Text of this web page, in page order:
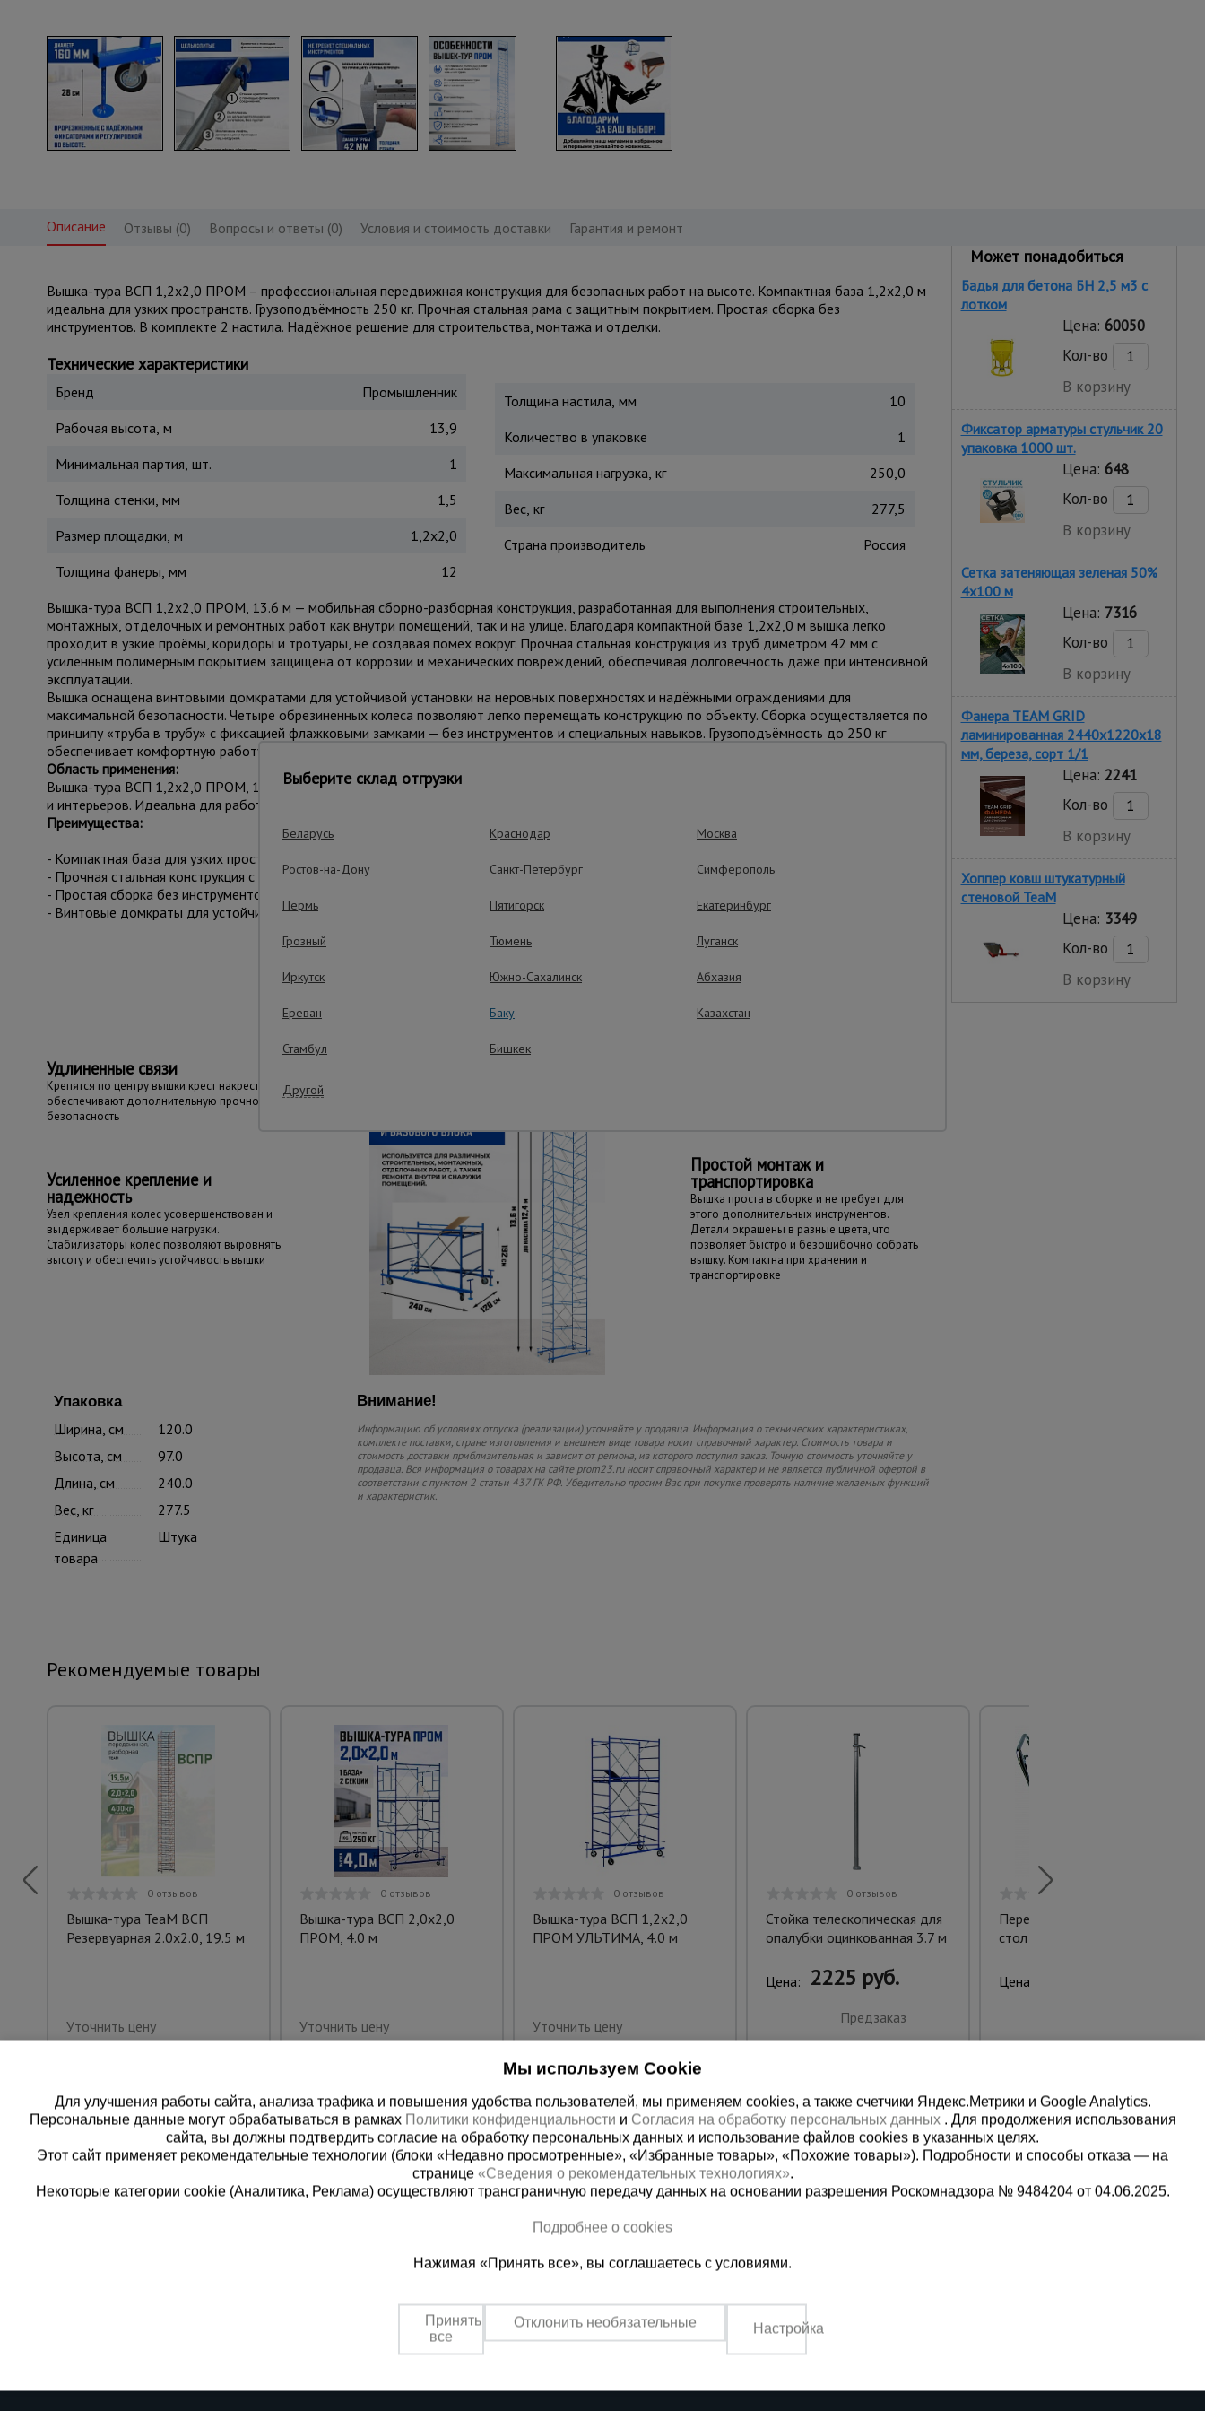
Описание Отзывы (0) Вопросы и ответы (0) Условия и стоимость доставки Гарантия и ремонт
Вышка-тура ВСП 1,2x2,0 ПРОМ – профессиональная передвижная конструкция для безопасных работ на высоте. Компактная база 1,2x2,0 м
идеальна для узких пространств. Грузоподъёмность 250 кг. Прочная стальная рама с защитным покрытием. Простая сборка без
инструментов. В комплекте 2 настила. Надёжное решение для строительства, монтажа и отделки.
Технические характеристики
Бренд
Промышленник
Рабочая высота, м
13,9
Минимальная партия, шт.
1
Толщина стенки, мм
1,5
Размер площадки, м
1,2x2,0
Толщина фанеры, мм
12
Толщина настила, мм
10
Количество в упаковке
1
Максимальная нагрузка, кг
250,0
Вес, кг
277,5
Страна производитель
Россия
Вышка-тура ВСП 1,2x2,0 ПРОМ, 13.6 м — мобильная сборно-разборная конструкция, разработанная для выполнения строительных,
монтажных, отделочных и ремонтных работ как внутри помещений, так и на улице. Благодаря компактной базе 1,2x2,0 м вышка легко
проходит в узкие проёмы, коридоры и тротуары, не создавая помех вокруг. Прочная стальная конструкция из труб диметром 42 мм с
усиленным полимерным покрытием защищена от коррозии и механических повреждений, обеспечивая долговечность даже при интенсивной
эксплуатации.
Вышка оснащена винтовыми домкратами для устойчивой установки на неровных поверхностях и надёжными ограждениями для
максимальной безопасности. Четыре обрезиненных колеса позволяют легко перемещать конструкцию по объекту. Сборка осуществляется по
принципу «труба в трубу» с фиксацией флажковыми замками — без инструментов и специальных навыков. Грузоподъёмность до 250 кг
обеспечивает комфортную работу с инструментами и материалами.
Область применения:
Вышка-тура ВСП 1,2x2,0 ПРОМ, 13.6 м применяется в строительстве, ремонте, монтаже вентиляции, освещения, рекламы, отделке фасадов
и интерьеров. Идеальна для работы в стеснённых условиях: в подъездах, коридорах, на лестничных площадках и узких проходах.
Преимущества:
- Компактная база для узких пространств.
- Прочная стальная конструкция с антикоррозийным покрытием.
- Простая сборка без инструментов.
- Винтовые домкраты для устойчивости на неровностях.
Важные преимущества – эффективная работа
Удлиненные связи
Крепятся по центру вышки крест накрест,
обеспечивают дополнительную прочность и
безопасность
Усиленное крепление и
надежность
Узел крепления колес усовершенствован и
выдерживает большие нагрузки.
Стабилизаторы колес позволяют выровнять
высоту и обеспечить устойчивость вышки
Простой монтаж и
транспортировка
Вышка проста в сборке и не требует для
этого дополнительных инструментов.
Детали окрашены в разные цвета, что
позволяет быстро и безошибочно собрать
вышку. Компактна при хранении и
транспортировке
Упаковка
Ширина, см
120.0
Высота, см
97.0
Длина, см
240.0
Вес, кг
277.5
Единица
товара
Штука
Внимание!
Информацию об условиях отпуска (реализации) уточняйте у продавца. Информация о технических характеристиках,
комплекте поставки, стране изготовления и внешнем виде товара носит справочный характер. Стоимость товара и
стоимость доставки приблизительная и зависит от региона, из которого поступил заказ. Точную стоимость уточняйте у
продавца. Вся информация о товарах на сайте prom23.ru носит справочный характер и не является публичной офертой в
соответствии с пунктом 2 статьи 437 ГК РФ. Убедительно просим Вас при покупке проверять наличие желаемых функций
и характеристик.
Может понадобиться
Бадья для бетона БН 2,5 м3 с
лотком
Цена: 60050
Кол-во
В корзину
Фиксатор арматуры стульчик 20
упаковка 1000 шт.
Цена: 648
Кол-во
В корзину
Сетка затеняющая зеленая 50%
4х100 м
Цена: 7316
Кол-во
В корзину
Фанера TEAM GRID
ламинированная 2440х1220х18
мм, береза, сорт 1/1
Цена: 2241
Кол-во
В корзину
Хоппер ковш штукатурный
стеновой TeaM
Цена: 3349
Кол-во
В корзину
Рекомендуемые товары
0 отзывов
Вышка-тура TeaM ВСП
Резервуарная 2.0х2.0, 19.5 м
Уточнить цену
0 отзывов
Вышка-тура ВСП 2,0x2,0
ПРОМ, 4.0 м
Уточнить цену
0 отзывов
Вышка-тура ВСП 1,2x2,0
ПРОМ УЛЬТИМА, 4.0 м
Уточнить цену
0 отзывов
Стойка телескопическая для
опалубки оцинкованная 3.7 м
Цена: 2225 руб.
Предзаказ
Передвижной подъемный
стол TISEL HT15
Цена:
8 (800) 200-25-90
бесплатно по России
+994 55 388 22 82
Пн.-Пт. 9:00 - 18:00 Сб. 10:00-14:00 Вс. выходной
Выберите склад отгрузки
Беларусь Краснодар Москва
Ростов-на-Дону Санкт-Петербург Симферополь
Пермь Пятигорск Екатеринбург
Грозный Тюмень Луганск
Иркутск Южно-Сахалинск Абхазия
Ереван Баку Казахстан
Стамбул Бишкек
Другой
Мы используем Cookie
Для улучшения работы сайта, анализа трафика и повышения удобства пользователей, мы применяем cookies, а также счетчики Яндекс.Метрики и Google Analytics.
Персональные данные могут обрабатываться в рамках Политики конфиденциальности и Согласия на обработку персональных данных . Для продолжения использования
сайта, вы должны подтвердить согласие на обработку персональных данных и использование файлов cookies в указанных целях.
Этот сайт применяет рекомендательные технологии (блоки «Недавно просмотренные», «Избранные товары», «Похожие товары»). Подробности и способы отказа — на
странице «Сведения о рекомендательных технологиях».
Некоторые категории cookie (Аналитика, Реклама) осуществляют трансграничную передачу данных на основании разрешения Роскомнадзора № 9484204 от 04.06.2025.
Подробнее о cookies
Нажимая «Принять все», вы соглашаетесь с условиями.
Принять
все
Отклонить необязательные Настройка